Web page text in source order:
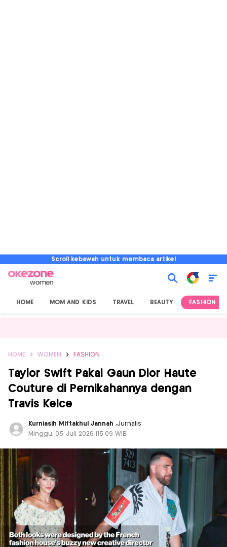
Scroll kebawah untuk membaca artikel
HOME MOM AND KIDS TRAVEL BEAUTY FASHION
HOME WOMEN FASHION
Taylor Swift Pakai Gaun Dior Haute
Couture di Pernikahannya dengan
Travis Kelce
Kurniasih Miftakhul Jannah,Jurnalis
Minggu, 05 Juli 2026 |15:09 WIB